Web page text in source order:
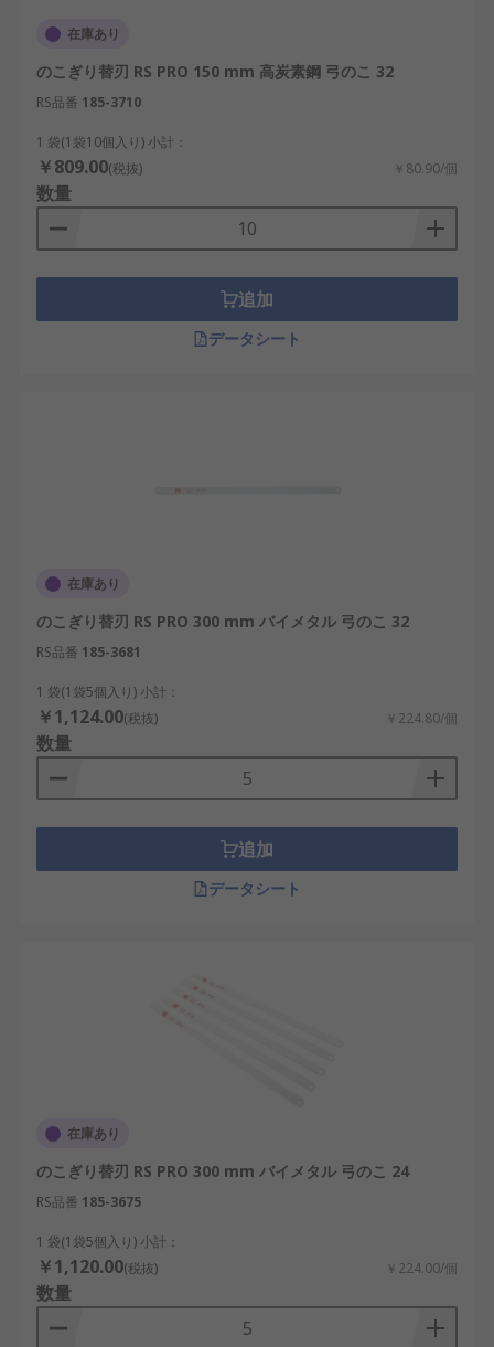
します。ポータブルバンドソーの替刃にも使
用できます。
のこぎり替刃：刃の形状が多種類で、横挽き
す。
ハンドソー替刃：替刃の前後に2つの丸穴があ
けられており、ハンドソー本体のピンに丸穴
を差し込み、替刃を前後から引っ張るように
在庫あり
のこぎり替刃 RS PRO 150 mm 高炭素鋼 弓のこ 32
RS品番 185-3710
1 袋(1袋10個入り) 小計：
￥809.00(税抜) ￥80.90/個
数量
追加
データシート
在庫あり
のこぎり替刃 RS PRO 300 mm バイメタル 弓のこ 32
RS品番 185-3681
1 袋(1袋5個入り) 小計：
￥1,124.00(税抜) ￥224.80/個
数量
追加
データシート
在庫あり
のこぎり替刃 RS PRO 300 mm バイメタル 弓のこ 24
RS品番 185-3675
1 袋(1袋5個入り) 小計：
￥1,120.00(税抜) ￥224.00/個
数量